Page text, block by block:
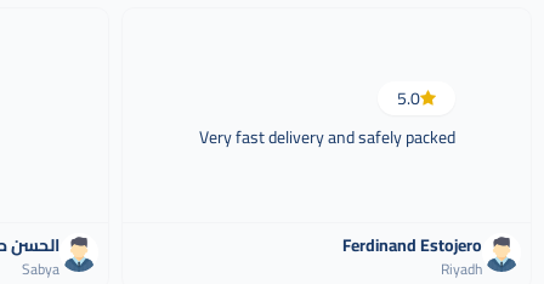
5.0
Very fast delivery and safely packed
Ferdinand Estojero
Riyadh
الحسن
Sabya